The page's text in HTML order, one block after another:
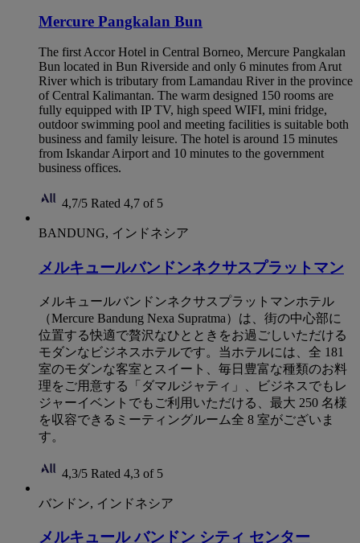
Mercure Pangkalan Bun
The first Accor Hotel in Central Borneo, Mercure Pangkalan
Bun located in Bun Riverside and only 6 minutes from Arut
River which is tributary from Lamandau River in the province
of Central Kalimantan. The warm designed 150 rooms are
fully equipped with IP TV, high speed WIFI, mini fridge,
outdoor swimming pool and meeting facilities is suitable both
business and family leisure. The hotel is around 15 minutes
from Iskandar Airport and 10 minutes to the government
business offices.
4,7/5 Rated 4,7 of 5
BANDUNG, インドネシア
メルキュールバンドンネクサスプラットマン
メルキュールバンドンネクサスプラットマンホテル
（Mercure Bandung Nexa Supratma）は、街の中心部に
位置する快適で贅沢なひとときをお過ごしいただける
モダンなビジネスホテルです。当ホテルには、全 181
室のモダンな客室とスイート、毎日豊富な種類のお料
理をご用意する「ダマルジャティ」、ビジネスでもレ
ジャーイベントでもご利用いただける、最大 250 名様
を収容できるミーティングルーム全 8 室がございま
す。
4,3/5 Rated 4,3 of 5
バンドン, インドネシア
メルキュール バンドン シティ センター